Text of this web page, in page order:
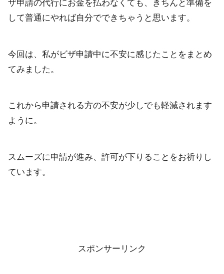
ザ申請の代行にお金を払わなくても、きちんと準備を
して普通にやれば自分でできちゃうと思います。
今回は、私がビザ申請中に不安に感じたことをまとめ
てみました。
これから申請される方の不安が少しでも軽減されます
ように。
スムーズに申請が進み、許可が下りることをお祈りし
ています。
スポンサーリンク